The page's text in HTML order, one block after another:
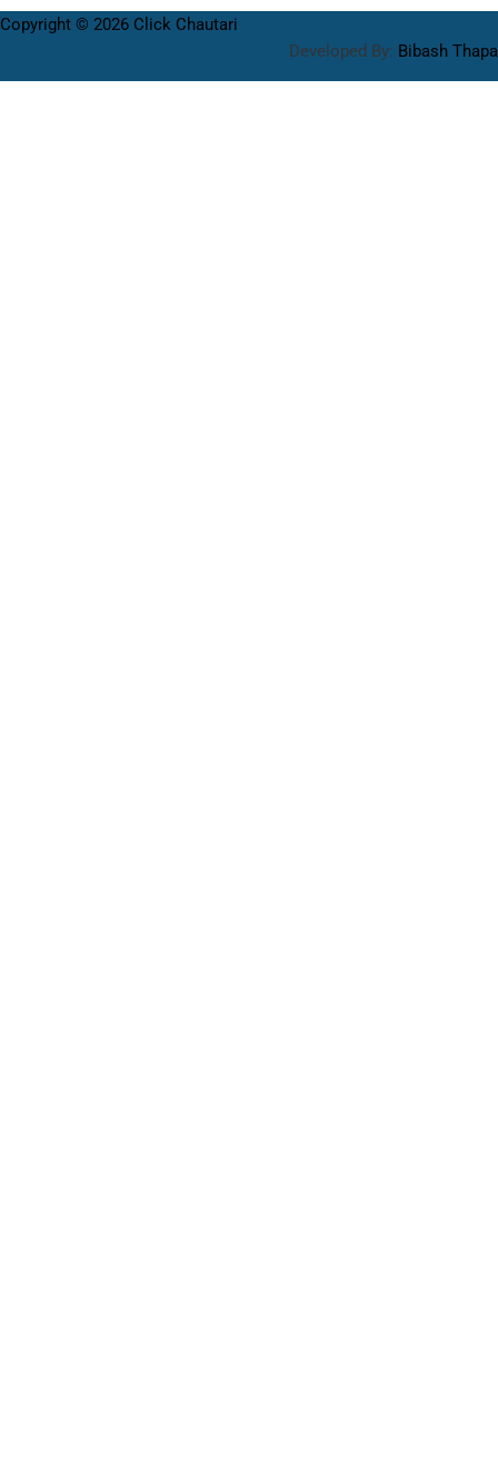
Copyright © 2026 Click Chautari
Developed By: Bibash Thapa